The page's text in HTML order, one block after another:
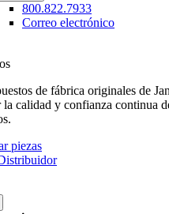
800.822.7933
Correo electrónico
de fábrica originales de
la calidad y confianza continua
piezas